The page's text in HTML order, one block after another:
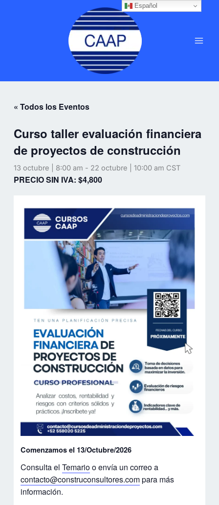
« Todos los Eventos
Curso taller evaluación financiera
de proyectos de construcción
13 octubre | 8:00 am - 22 octubre | 10:00 am CST
PRECIO SIN IVA: $4,800
Comenzamos el 13/Octubre/2026
Consulta elTemarioo envía un correo a
contacto@construconsultores.compara más
información.
Español